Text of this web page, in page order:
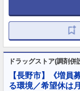
ドラッグストア(調剤
【長野市】《増員
る環境／希望休は